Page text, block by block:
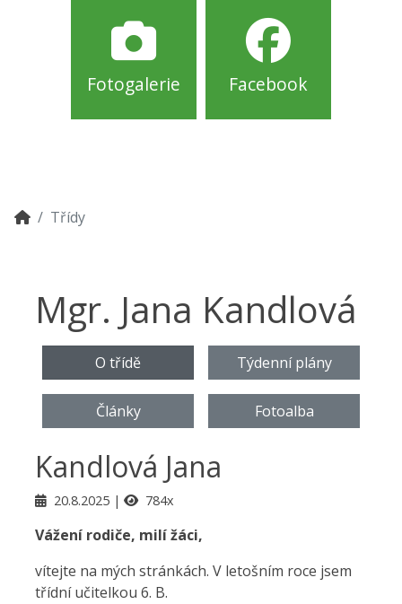
Fotogalerie Facebook
Třídy
Mgr. Jana Kandlová
O třídě Týdenní plány
Články Fotoalba
Kandlová Jana
20.8.2025 784x
Vážení rodiče, milí žáci,
vítejte na mých stránkách. V letošním roce jsem
třídní učitelkou 6. B.